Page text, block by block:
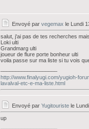
Envoyé par vegemax le Lundi
salut, j'ai pas de tes recherches
Loki ulti
Grandmarg ulti
joueur de flure porte bonheur ulti
voila passe sur ma liste si tu vois
http://www.finalyugi.com/yugioh-
lavalval-etc-e-ma-liste.html
Envoyé par Yugitouriste le
up